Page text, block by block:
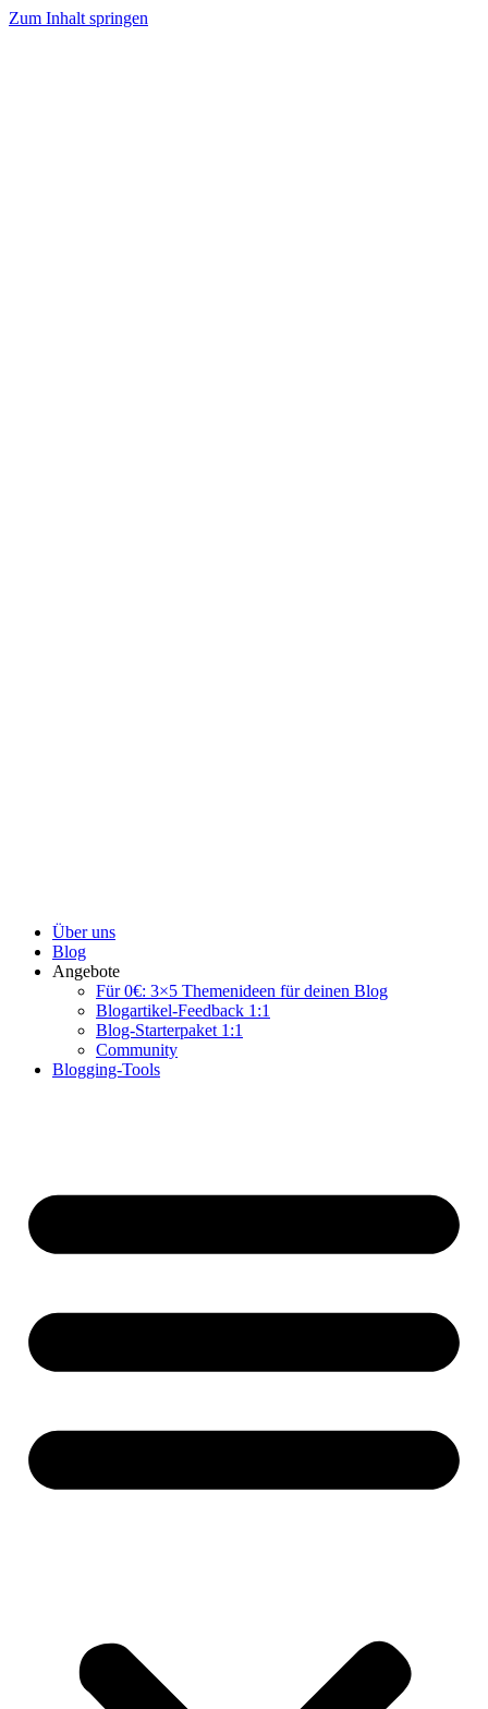
Zum Inhalt springen
Über uns
Blog
Angebote
Für 0€: 3×5 Themenideen für deinen Blog
Blogartikel-Feedback 1:1
Blog-Starterpaket 1:1
Community
Blogging-Tools